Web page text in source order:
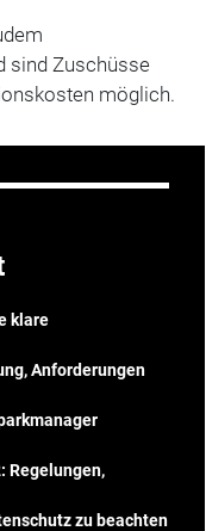
sind Zuschüsse
möglich.
klare
Anforderungen
Regelungen,
zu beachten